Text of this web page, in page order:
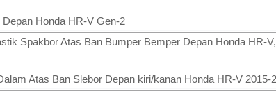
Honda HR-V Gen-2
Spakbor Atas Ban Bumper Bemper Depan Honda HR-
Atas Ban Slebor Depan kiri/kanan Honda HR-V 2015-